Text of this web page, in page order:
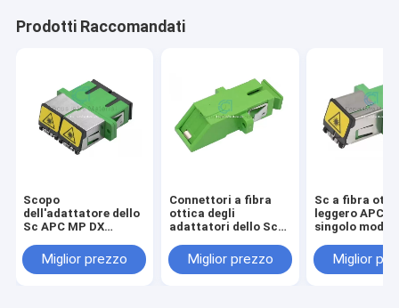
Prodotti Raccomandati
Scopo
dell'adattatore dello
Sc APC MP DX
della fibra di singolo
modo multi
Miglior prezzo
Connettori a fibra
ottica degli
adattatori dello Sc
interno
Miglior prezzo
Sc a fibra
leggero APC di
singolo modo
adattatori
all'adattatore
Miglior